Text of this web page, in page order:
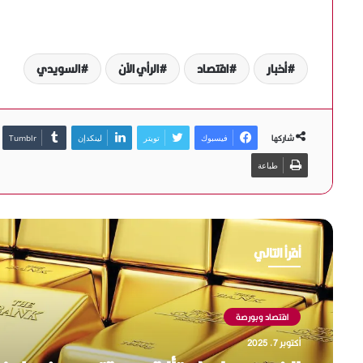
أخبار اقتصاد الرأي الآن السويدي
شاركها فيسبوك تويتر لينكدإن
طباعة
أقرأ التالي
اقتصاد وبورصة
أكتوبر 7, 2025اقتصاد وبورصة